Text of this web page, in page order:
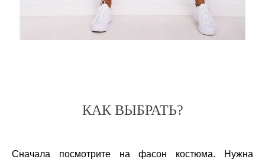
КАК ВЫБРАТЬ?
Сначала посмотрите на фасон костюма. Нужна